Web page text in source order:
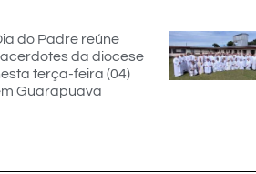
do Padre reúne
da diocese
terça-feira (04)
Guarapuava